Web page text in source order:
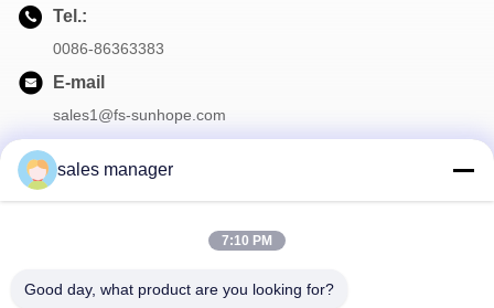
Tel.:
0086-86363383
E-mail
sales1@fs-sunhope.com
sales manager
7:10 PM
Good day, what product are you looking for?